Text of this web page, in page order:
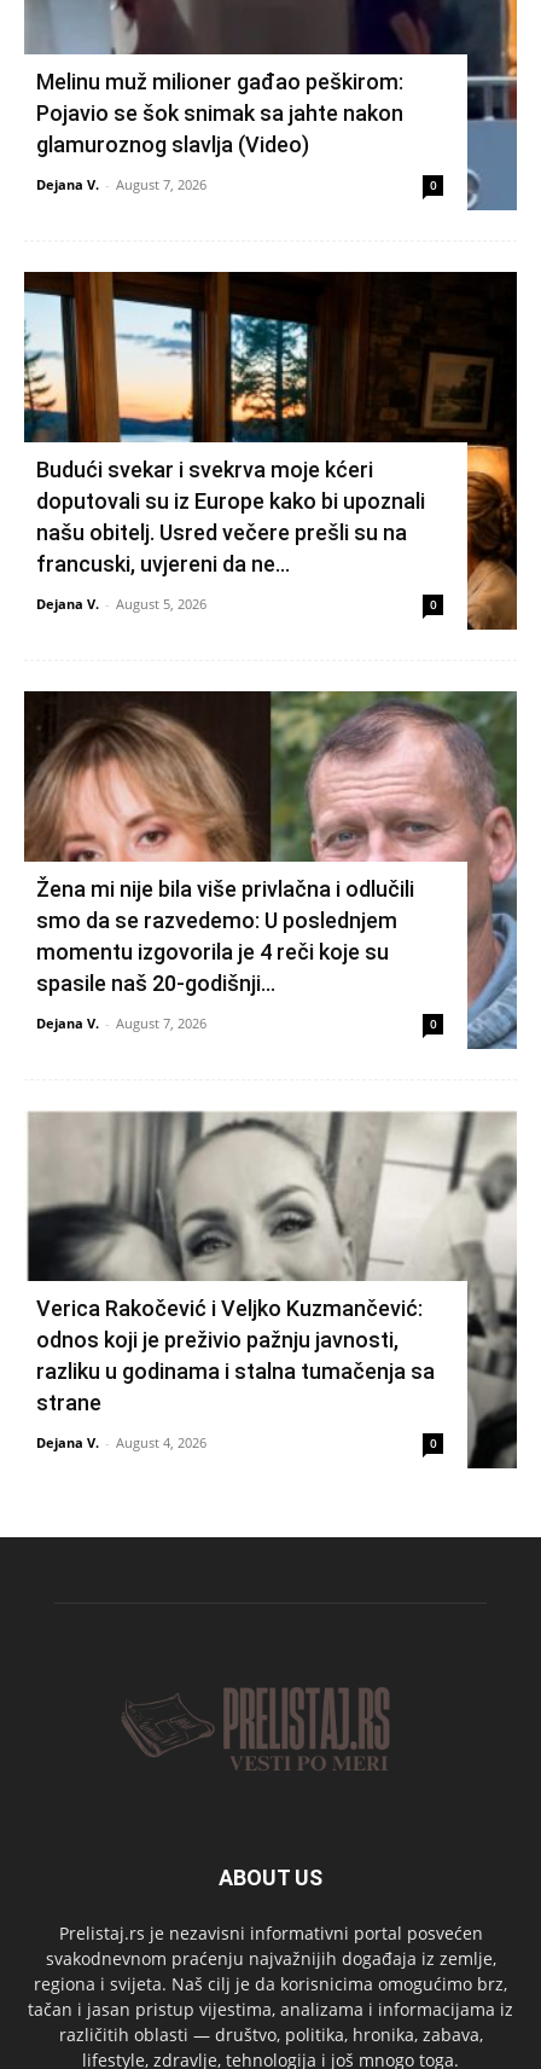
Melinu muž milioner gađao peškirom:
Pojavio se šok snimak sa jahte nakon
glamuroznog slavlja (Video)
Dejana V. - August 7, 2026 0
Budući svekar i svekrva moje kćeri
doputovali su iz Europe kako bi upoznali
našu obitelj. Usred večere prešli su na
francuski, uvjereni da ne...
Dejana V. - August 5, 2026 0
Žena mi nije bila više privlačna i odlučili
smo da se razvedemo: U poslednjem
momentu izgovorila je 4 reči koje su
spasile naš 20-godišnji...
Dejana V. - August 7, 2026 0
Verica Rakočević i Veljko Kuzmančević:
odnos koji je preživio pažnju javnosti,
razliku u godinama i stalna tumačenja sa
strane
Dejana V. - August 4, 2026 0
ABOUT US
Prelistaj.rs je nezavisni informativni portal posvećen
svakodnevnom praćenju najvažnijih događaja iz zemlje,
regiona i svijeta. Naš cilj je da korisnicima omogućimo brz,
tačan i jasan pristup vijestima, analizama i informacijama iz
različitih oblasti — društvo, politika, hronika, zabava,
lifestyle, zdravlje, tehnologija i još mnogo toga.